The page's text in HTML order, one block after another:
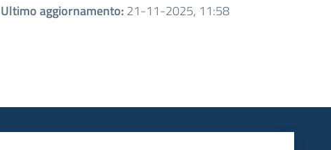
Ultimo aggiornamento:21-11-2025, 11:58